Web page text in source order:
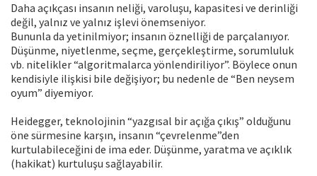
Daha açıkçası insanın neliği, varoluşu, kapasitesi ve derinliği
değil, yalnız ve yalnız işlevi önemseniyor.
Bununla da yetinilmiyor; insanın öznelliği de parçalanıyor.
Düşünme, niyetlenme, seçme, gerçekleştirme, sorumluluk
vb. nitelikler “algoritmalarca yönlendiriliyor”. Böylece onun
kendisiyle ilişkisi bile değişiyor; bu nedenle de “Ben neysem
oyum” diyemiyor.
Heidegger, teknolojinin “yazgısal bir açığa çıkış” olduğunu
öne sürmesine karşın, insanın “çevrelenme”den
kurtulabileceğini de ima eder. Düşünme, yaratma ve açıklık
(hakikat) kurtuluşu sağlayabilir.